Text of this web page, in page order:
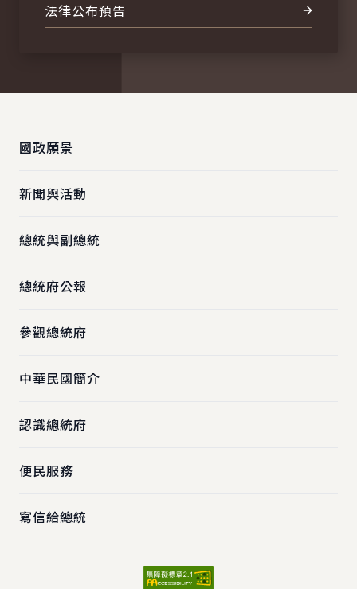
法律公布預告
國政願景
新聞與活動
總統與副總統
總統府公報
參觀總統府
中華民國簡介
認識總統府
便民服務
寫信給總統